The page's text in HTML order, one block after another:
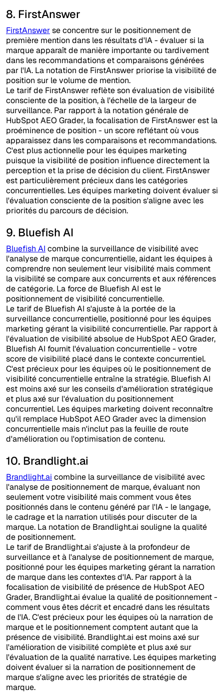
8. FirstAnswer
FirstAnswerse concentre sur le positionnement de
première mention dans les résultats d'IA - évaluer si la
marque apparaît de manière importante ou tardivement
dans les recommandations et comparaisons générées
par l'IA. La notation de FirstAnswer priorise la visibilité de
position sur le volume de mention.
Le tarif de FirstAnswer reflète son évaluation de visibilité
consciente de la position, à l'échelle de la largeur de
surveillance. Par rapport à la notation générale de
HubSpot AEO Grader, la focalisation de FirstAnswer est la
proéminence de position - un score reflétant où vous
apparaissez dans les comparaisons et recommandations.
C'est plus actionnelle pour les équipes marketing
puisque la visibilité de position influence directement la
perception et la prise de décision du client. FirstAnswer
est particulièrement précieux dans les catégories
concurrentielles. Les équipes marketing doivent évaluer si
l'évaluation consciente de la position s'aligne avec les
priorités du parcours de décision.
9. Bluefish AI
Bluefish AI combine la surveillance de visibilité avec
l'analyse de marque concurrentielle, aidant les équipes à
comprendre non seulement leur visibilité mais comment
la visibilité se compare aux concurrents et aux références
de catégorie. La force de Bluefish AI est le
positionnement de visibilité concurrentielle.
Le tarif de Bluefish AI s'ajuste à la portée de la
surveillance concurrentielle, positionné pour les équipes
marketing gérant la visibilité concurrentielle. Par rapport à
l'évaluation de visibilité absolue de HubSpot AEO Grader,
Bluefish AI fournit l'évaluation concurrentielle - votre
score de visibilité placé dans le contexte concurrentiel.
C'est précieux pour les équipes où le positionnement de
visibilité concurrentielle entraîne la stratégie. Bluefish AI
est moins axé sur les conseils d'amélioration stratégique
et plus axé sur l'évaluation du positionnement
concurrentiel. Les équipes marketing doivent reconnaître
qu'il remplace HubSpot AEO Grader avec la dimension
concurrentielle mais n'inclut pas la feuille de route
d'amélioration ou l'optimisation de contenu.
10. Brandlight.ai
Brandlight.ai combine la surveillance de visibilité avec
l'analyse de positionnement de marque, évaluant non
seulement votre visibilité mais comment vous êtes
positionnés dans le contenu généré par l'IA - le langage,
le cadrage et la narration utilisés pour discuter de la
marque. La notation de Brandlight.ai souligne la qualité
de positionnement.
Le tarif de Brandlight.ai s'ajuste à la profondeur de
surveillance et à l'analyse de positionnement de marque,
positionné pour les équipes marketing gérant la narration
de marque dans les contextes d'IA. Par rapport à la
focalisation de visibilité de présence de HubSpot AEO
Grader, Brandlight.ai évalue la qualité de positionnement -
comment vous êtes décrit et encadré dans les résultats
de l'IA. C'est précieux pour les équipes où la narration de
marque et le positionnement comptent autant que la
présence de visibilité. Brandlight.ai est moins axé sur
l'amélioration de visibilité complète et plus axé sur
l'évaluation de la qualité narrative. Les équipes marketing
doivent évaluer si la narration de positionnement de
marque s'aligne avec les priorités de stratégie de
marque.